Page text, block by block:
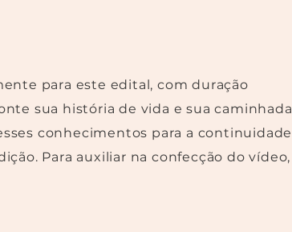
para este edital, com duração
sua história de vida e sua caminhada
conhecimentos para a continuidade
Para auxiliar na confecção do vídeo,